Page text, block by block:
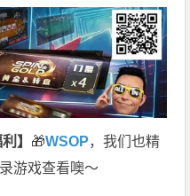
】 🎁WSOP，我们也精
游戏查看噢～